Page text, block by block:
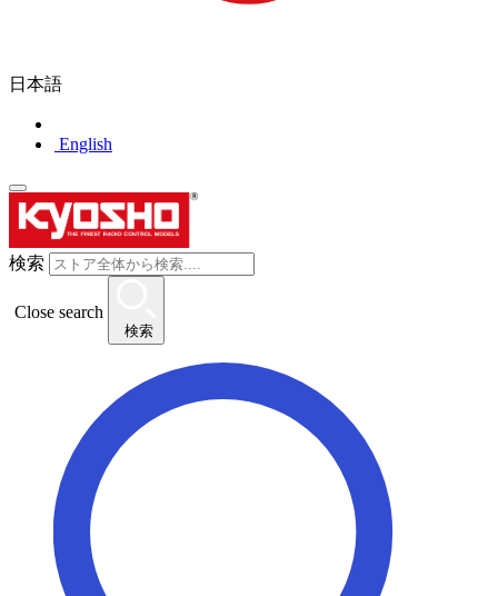
日本語
English
検索
Close search
検索